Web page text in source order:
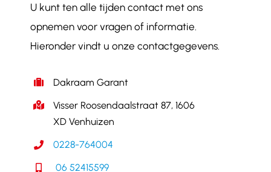
U kunt ten alle tijden contact met ons
opnemen voor vragen of informatie.
Hieronder vindt u onze contactgegevens.
Dakraam Garant
Visser Roosendaalstraat 87, 1606
XD Venhuizen
0228-764004
06 52415599